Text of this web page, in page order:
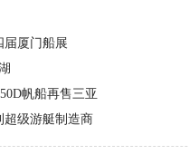
届厦门船展
帆船再售三亚
超级游艇制造商